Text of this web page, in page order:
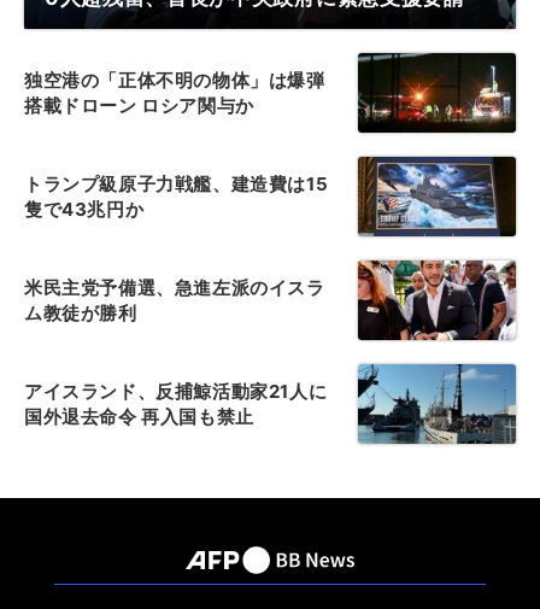
独空港の「正体不明の物体」は爆弾
搭載ドローン ロシア関与か
トランプ級原子力戦艦、建造費は15
隻で43兆円か
米民主党予備選、急進左派のイスラ
ム教徒が勝利
アイスランド、反捕鯨活動家21人に
国外退去命令 再入国も禁止